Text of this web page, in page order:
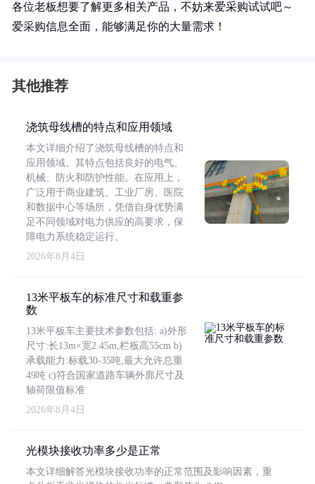
各位老板想要了解更多相关产品，不妨来爱采购试试吧～
爱采购信息全面，能够满足你的大量需求！
其他推荐
浇筑母线槽的特点和应用领域
本文详细介绍了浇筑母线槽的特点和
应用领域。其特点包括良好的电气、
机械、防火和防护性能。在应用上，
广泛用于商业建筑、工业厂房、医院
和数据中心等场所，凭借自身优势满
足不同领域对电力供应的高要求，保
障电力系统稳定运行。
2026年8月4日
13米平板车的标准尺寸和载重参
数
13米平板车主要技术参数包括: a)外形
尺寸:长13m×宽2.45m,栏板高55cm b)
承载能力:标载30-35吨,最大允许总重
49吨 c)符合国家道路车辆外廓尺寸及
轴荷限值标准
2026年8月4日
光模块接收功率多少是正常
本文详细解答光模块接收功率的正常范围及影响因素，重